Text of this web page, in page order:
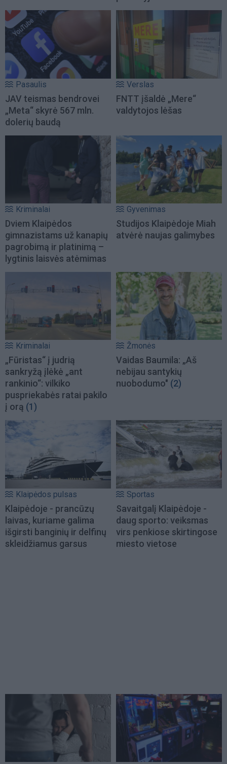
Pasaulis
JAV teismas bendrovei
„Meta“ skyrė 567 mln.
dolerių baudą
Verslas
FNTT įšaldė „Mere“
valdytojos lėšas
Kriminalai
Dviem Klaipėdos
gimnazistams už kanapių
pagrobimą ir platinimą –
lygtinis laisvės atėmimas
Gyvenimas
Studijos Klaipėdoje Miah
atvėrė naujas galimybes
Kriminalai
„Fūristas“ į judrią
sankryžą įlėkė „ant
rankinio“: vilkiko
puspriekabės ratai pakilo
į orą (1)
Žmonės
Vaidas Baumila: „Aš
nebijau santykių
nuobodumo" (2)
Klaipėdos pulsas
Klaipėdoje - prancūzų
laivas, kuriame galima
išgirsti banginių ir delfinų
skleidžiamus garsus
Sportas
Savaitgalį Klaipėdoje -
daug sporto: veiksmas
virs penkiose skirtingose
miesto vietose